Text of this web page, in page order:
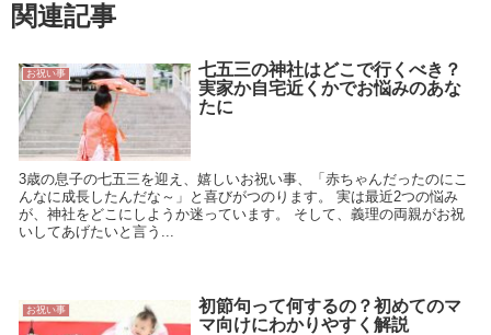
関連記事
お祝い事
七五三の神社はどこで行くべき？
実家か自宅近くかでお悩みのあな
たに
3歳の息子の七五三を迎え、嬉しいお祝い事、「赤ちゃんだったのにこ
んなに成長したんだな～」と喜びがつのります。 実は最近2つの悩み
が、神社をどこにしようか迷っています。 そして、義理の両親がお祝
いしてあげたいと言う...
お祝い事
初節句って何するの？初めてのマ
マ向けにわかりやすく解説